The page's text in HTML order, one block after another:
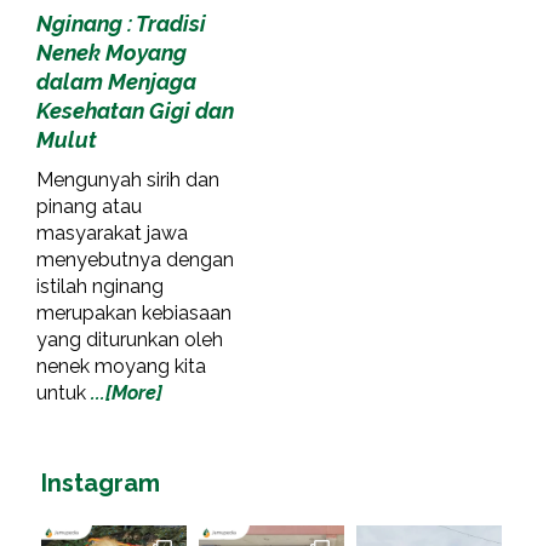
Nginang : Tradisi
Nenek Moyang
dalam Menjaga
Kesehatan Gigi dan
Mulut
Mengunyah sirih dan
pinang atau
masyarakat jawa
menyebutnya dengan
istilah nginang
merupakan kebiasaan
yang diturunkan oleh
nenek moyang kita
untuk ...[More]
Instagram